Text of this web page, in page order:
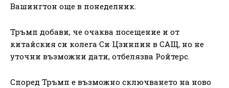
Вашингтон още в понеделник.
Тръмп добави, че очаква посещение и от
китайския си колега Си Цзинпин в САЩ, но не
уточни възможни дати, отбелязва Ройтерс.
Според Тръмп е възможно сключването на ново